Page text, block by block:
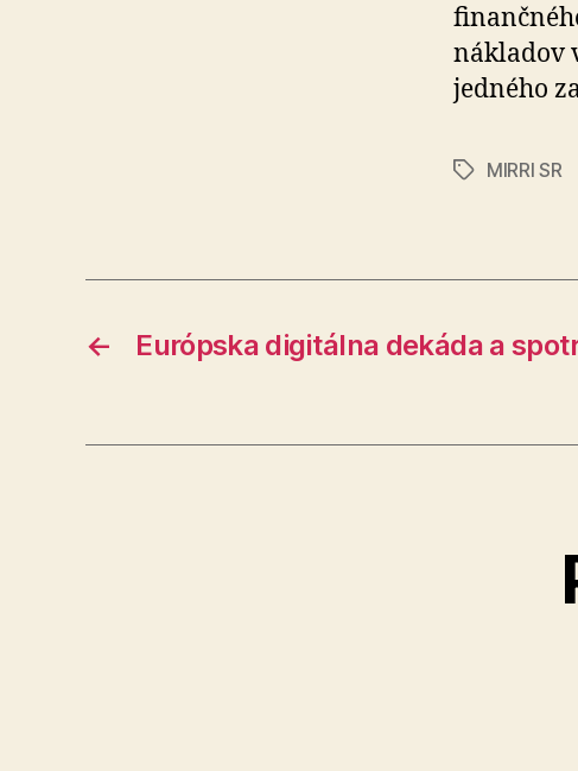
nákladov
jedného
ZnačkyMIRRI SR
← Európska digitálna dekáda a